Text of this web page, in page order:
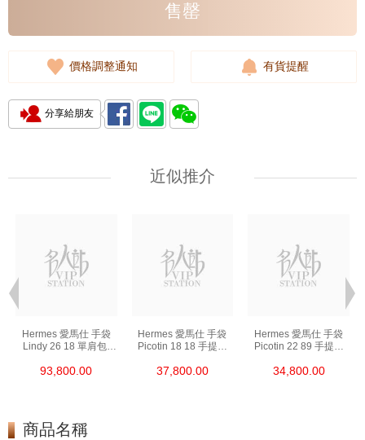
售罄
價格調整通知 有貨提醒
分享給朋友
近似推介
Hermes 愛馬仕 手袋
Lindy 26 18 單肩包/
93,800.00
Hermes 愛馬仕 手袋
Picotin 18 18 手提包
37,800.00
Hermes 愛馬仕 手袋
Picotin 22 89 手提包
34,800.00
商品名稱